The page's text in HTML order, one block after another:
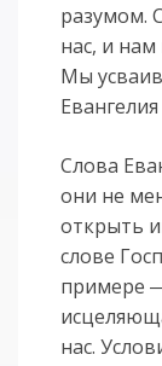
разумом.
нас, и
Мы
Слова
они не
открыть
слове
примере
нас.